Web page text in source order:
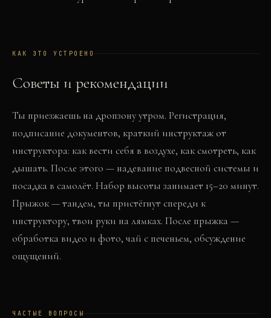
КАК ЭТО УСТРОЕНО
Советы и рекомендации
Ты приезжаешь на дропзону утром. Регистрация,
подписание документов, краткий инструктаж от
инструктора: как вести себя в воздухе, как смотреть, как
дышать. После этого — надевание подвесной системы и
посадка в самолёт. Набор высоты занимает 15–20 минут.
Прыжок — тандем, ты пристёгнут спереди к
инструктору, твои руки на лямках. После прыжка —
обработка видео и фото, чай с печеньем, обсуждение
ощущений.
ЧАСТЫЕ ВОПРОСЫ